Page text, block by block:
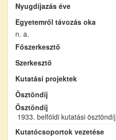
Nyugdíjazás éve
Egyetemről távozás oka
n. a.
Főszerkesztő
Szerkesztő
Kutatási projektek
Ösztöndíj
Ösztöndíj
1933. belföldi kutatási ösztöndíj
Kutatócsoportok vezetése